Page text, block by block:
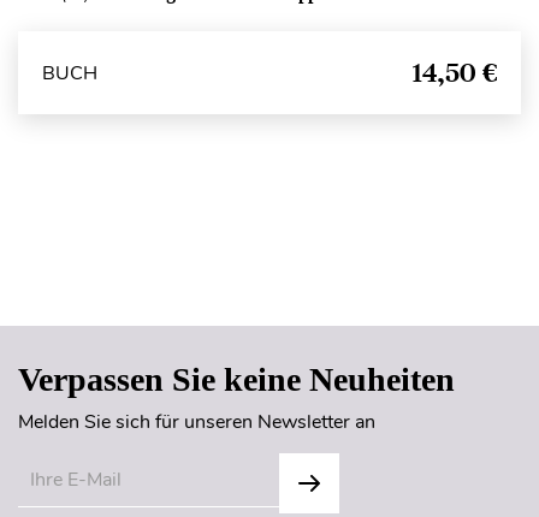
BUCH 14,50 €
Verpassen Sie keine Neuheiten
Melden Sie sich für unseren Newsletter an